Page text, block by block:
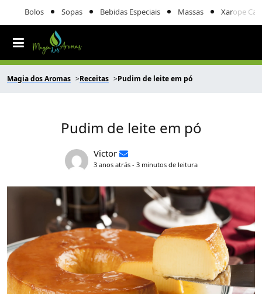
Bolos Sopas Bebidas Especiais Massas Xarope
Magia dos Aromas Receitas Pudim de leite em pó
Pudim de leite em pó
Victor
3 anos atrás - 3 minutos de leitura